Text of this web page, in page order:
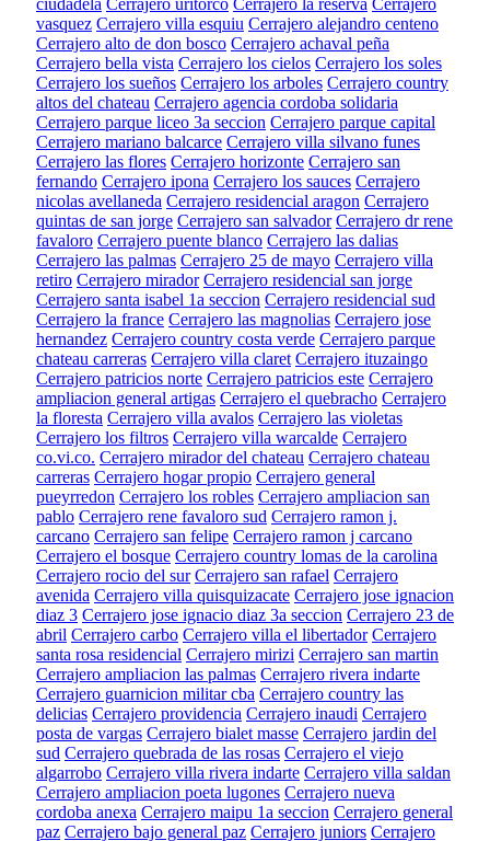
ciudadela Cerrajero uritorco Cerrajero la reserva Cerrajero
vasquez Cerrajero villa esquiu Cerrajero alejandro centeno
Cerrajero alto de don bosco Cerrajero achaval peña
Cerrajero bella vista Cerrajero los cielos Cerrajero los soles
Cerrajero los sueños Cerrajero los arboles Cerrajero country
altos del chateau Cerrajero agencia cordoba solidaria
Cerrajero parque liceo 3a seccion Cerrajero parque capital
Cerrajero mariano balcarce Cerrajero villa silvano funes
Cerrajero las flores Cerrajero horizonte Cerrajero san
fernando Cerrajero ipona Cerrajero los sauces Cerrajero
nicolas avellaneda Cerrajero residencial aragon Cerrajero
quintas de san jorge Cerrajero san salvador Cerrajero dr rene
favaloro Cerrajero puente blanco Cerrajero las dalias
Cerrajero las palmas Cerrajero 25 de mayo Cerrajero villa
retiro Cerrajero mirador Cerrajero residencial san jorge
Cerrajero santa isabel 1a seccion Cerrajero residencial sud
Cerrajero la france Cerrajero las magnolias Cerrajero jose
hernandez Cerrajero country costa verde Cerrajero parque
chateau carreras Cerrajero villa claret Cerrajero ituzaingo
Cerrajero patricios norte Cerrajero patricios este Cerrajero
ampliacion general artigas Cerrajero el quebracho Cerrajero
la floresta Cerrajero villa avalos Cerrajero las violetas
Cerrajero los filtros Cerrajero villa warcalde Cerrajero
co.vi.co. Cerrajero mirador del chateau Cerrajero chateau
carreras Cerrajero hogar propio Cerrajero general
pueyrredon Cerrajero los robles Cerrajero ampliacion san
pablo Cerrajero rene favaloro sud Cerrajero ramon j.
carcano Cerrajero san felipe Cerrajero ramon j carcano
Cerrajero el bosque Cerrajero country lomas de la carolina
Cerrajero rocio del sur Cerrajero san rafael Cerrajero
avenida Cerrajero villa quisquizacate Cerrajero jose ignacion
diaz 3 Cerrajero jose ignacio diaz 3a seccion Cerrajero 23 de
abril Cerrajero carbo Cerrajero villa el libertador Cerrajero
santa rosa residencial Cerrajero mirizi Cerrajero san martin
Cerrajero ampliacion las palmas Cerrajero rivera indarte
Cerrajero guarnicion militar cba Cerrajero country las
delicias Cerrajero providencia Cerrajero inaudi Cerrajero
posta de vargas Cerrajero bialet masse Cerrajero jardin del
sud Cerrajero quebrada de las rosas Cerrajero el viejo
algarrobo Cerrajero villa rivera indarte Cerrajero villa saldan
Cerrajero ampliacion poeta lugones Cerrajero nueva
cordoba anexa Cerrajero maipu 1a seccion Cerrajero general
paz Cerrajero bajo general paz Cerrajero juniors Cerrajero